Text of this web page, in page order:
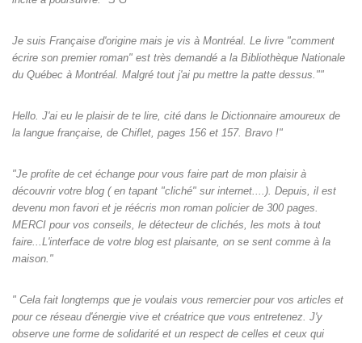
Je suis Française d'origine mais je vis à Montréal. Le livre "comment
écrire son premier roman" est très demandé a la Bibliothèque Nationale
du Québec à Montréal. Malgré tout j'ai pu mettre la patte dessus.""
Hello. J'ai eu le plaisir de te lire, cité dans le Dictionnaire amoureux de
la langue française, de Chiflet, pages 156 et 157. Bravo !"
"Je profite de cet échange pour vous faire part de mon plaisir à
découvrir votre blog ( en tapant "cliché" sur internet....). Depuis, il est
devenu mon favori et je réécris mon roman policier de 300 pages.
MERCI pour vos conseils, le détecteur de clichés, les mots à tout
faire...L'interface de votre blog est plaisante, on se sent comme à la
maison."
" Cela fait longtemps que je voulais vous remercier pour vos articles et
pour ce réseau d'énergie vive et créatrice que vous entretenez. J'y
observe une forme de solidarité et un respect de celles et ceux qui